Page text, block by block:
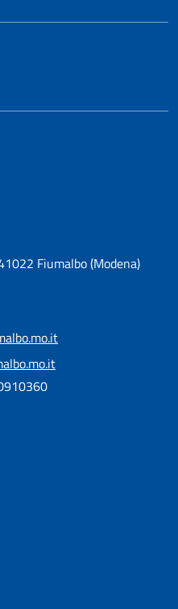
Fiumalbo (Modena)